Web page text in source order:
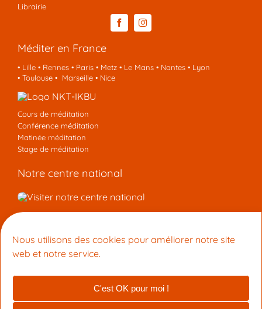
Nous utilisons des cookies pour améliorer notre site
web et notre service.
C'est OK pour moi !
Librairie
Méditer en France
• Lille• Rennes• Paris• Metz• Le Mans• Nantes• Lyon
• Toulouse• Marseille• Nice
Cours de méditation
Conférence méditation
Matinée méditation
Stage de méditation
Notre centre national
Centre de Méditation Kadampa Montpellier
15 Rue du Faubourg Boutonnet 34090 Montpellier
info@meditation-montpellier.org
© 2026 Centre de Méditation Kadampa Montpellier (membre de